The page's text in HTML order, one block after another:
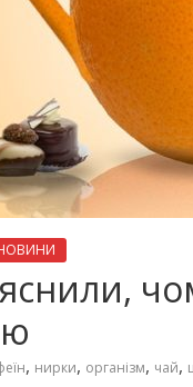
, нирки, організм, чай,